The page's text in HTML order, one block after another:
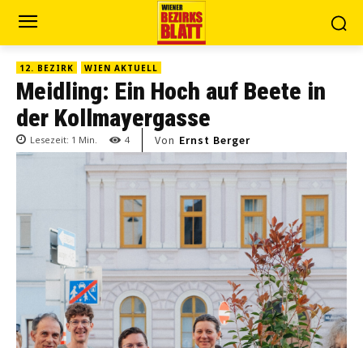
12. BEZIRK WIEN AKTUELL
Meidling: Ein Hoch auf Beete in
der Kollmayergasse
Lesezeit: 1 Min. 4 Von Ernst Berger